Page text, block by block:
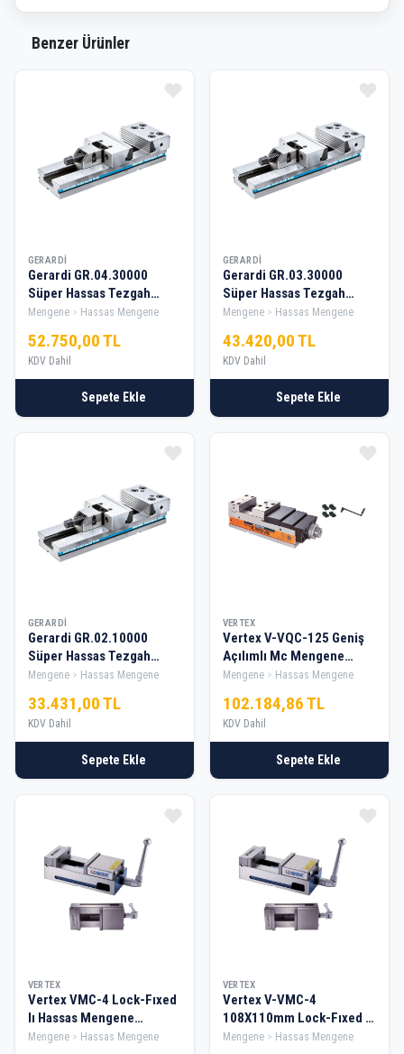
Benzer Ürünler
GERARDI
Gerardi GR.04.30000
Süper Hassas Tezgah
Mengene 175x300mm
Mengene Hassas Mengene
52.750,00 TL
KDV Dahil
Sepete Ekle
GERARDI
Gerardi GR.03.30000
Süper Hassas Tezgah
Mengene 150x300mm
Mengene Hassas Mengene
43.420,00 TL
KDV Dahil
Sepete Ekle
GERARDI
Gerardi GR.02.10000
Süper Hassas Tezgah
Mengene 125x150mm
Mengene Hassas Mengene
33.431,00 TL
KDV Dahil
Sepete Ekle
VERTEX
Vertex V-VQC-125 Geniş
Açılımlı Mc Mengene
125X205Mm
Mengene Hassas Mengene
102.184,86 TL
KDV Dahil
Sepete Ekle
VERTEX
Vertex VMC-4 Lock-Fıxed
Iı Hassas Mengene
156X142mm
Mengene Hassas Mengene
VERTEX
Vertex V-VMC-4
108X110mm Lock-Fıxed Iı
Hassas Mengene
Mengene Hassas Mengene